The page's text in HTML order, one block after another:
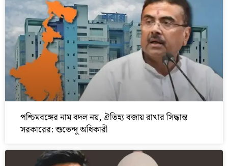
পশ্চিমবঙ্গের নাম বদল নয়, ঐতিহ্য বজায় রাখার সিদ্ধান্ত
সরকারের: শুভেন্দু অধিকারী